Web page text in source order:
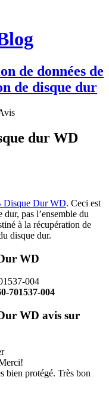
de données de
de disque dur
dur WD
Disque Dur WD. Ceci est
pas l’ensemble du
à la récupération de
disque dur.
WD
701537-004
WD avis sur
bien protégé. Très bon